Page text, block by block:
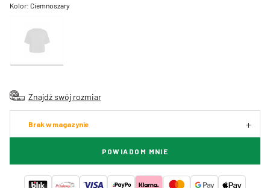
Kolor:Ciemnoszary
Znajdź swój rozmiar
Brak w magazynie
POWIADOM MNIE